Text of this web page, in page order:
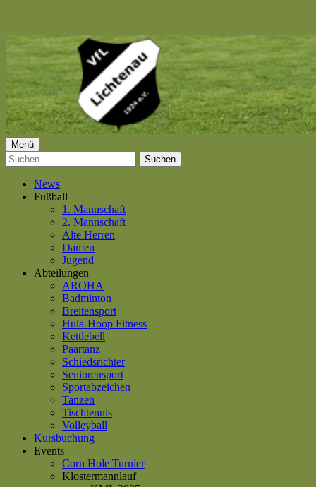
Springe
zum
Inhalt
VfL Lichtenau 1924 e.V.
Primäres
Menü
Menü
Suchen
nach:
News
Fußball
1. Mannschaft
2. Mannschaft
Alte Herren
Damen
Jugend
Abteilungen
AROHA
Badminton
Breitensport
Hula-Hoop Fitness
Kettlebell
Paartanz
Schiedsrichter
Seniorensport
Sportabzeichen
Tanzen
Tischtennis
Volleyball
Kursbuchung
Events
Corn Hole Turnier
Klostermannlauf